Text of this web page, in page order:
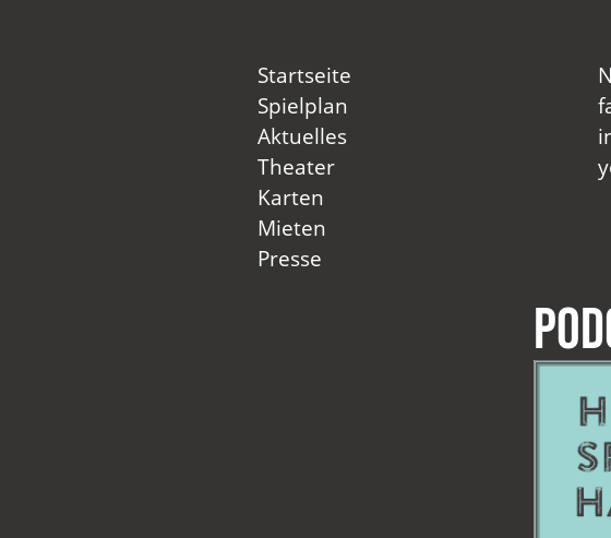
Startseite
Spielplan
Aktuelles
Theater
Karten
Mieten
Presse